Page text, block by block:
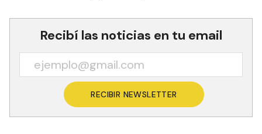
Recibí las noticias en tu email
RECIBIR NEWSLETTER